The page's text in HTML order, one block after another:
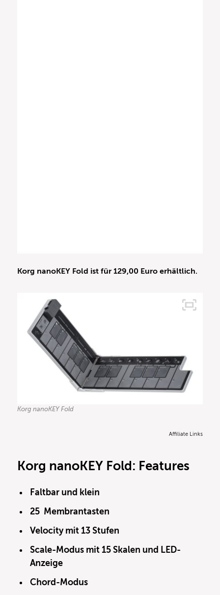
Korg nanoKEY Fold ist für 129,00 Euro erhältlich.
Korg nanoKEY Fold
Affiliate Links
Korg nanoKEY Fold: Features
Faltbar und klein
25 Membrantasten
Velocity mit 13 Stufen
Scale-Modus mit 15 Skalen und LED-
Anzeige
Chord-Modus